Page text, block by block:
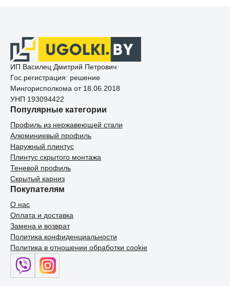
ИП Василец Дмитрий Петрович
Гос.регистрация: решение
Мингорисполкома от 18.06.2018
УНП 193094422
Популярные категории
Профиль из нержавеющей стали
Алюминиевый профиль
Наружный плинтус
Плинтус скрытого монтажа
Теневой профиль
Скрытый карниз
Покупателям
О нас
Оплата и доставка
Замена и возврат
Политика конфиденциальности
Политика в отношении обработки cookie